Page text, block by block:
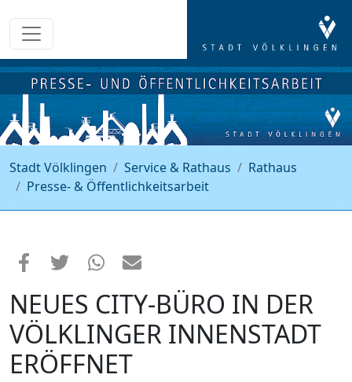
Stadt Völklingen Service & Rathaus
Rathaus
Presse- & Öffentlichkeitsarbeit
NEUES CITY-BÜRO IN DER
VÖLKLINGER INNENSTADT
ERÖFFNET